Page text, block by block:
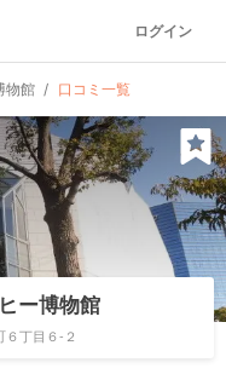
ログイン
物館 口コミ一覧
ー博物館
丁目６-２